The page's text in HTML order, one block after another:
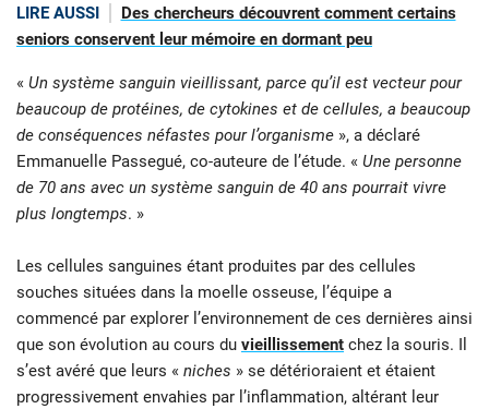
LIRE AUSSI
Des chercheurs découvrent comment certains
seniors conservent leur mémoire en dormant peu
« Un système sanguin vieillissant, parce qu’il est vecteur pour
beaucoup de protéines, de cytokines et de cellules, a beaucoup
de conséquences néfastes pour l’organisme », a déclaré
Emmanuelle Passegué, co-auteure de l’étude. « Une personne
de 70 ans avec un système sanguin de 40 ans pourrait vivre
plus longtemps. »
Les cellules sanguines étant produites par des cellules
souches situées dans la moelle osseuse, l’équipe a
commencé par explorer l’environnement de ces dernières ainsi
que son évolution au cours du vieillissement chez la souris. Il
s’est avéré que leurs « niches » se détérioraient et étaient
progressivement envahies par l’inflammation, altérant leur